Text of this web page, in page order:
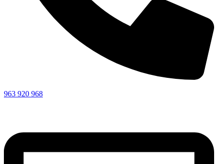
963 920 968